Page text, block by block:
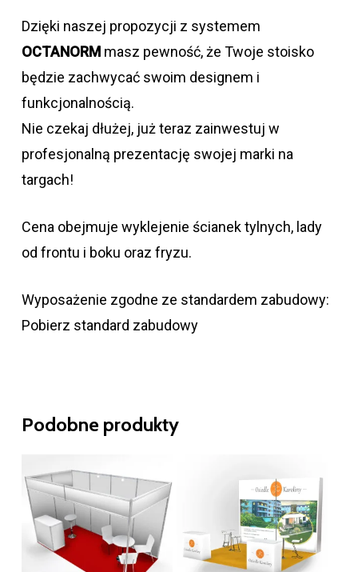
Dzięki naszej propozycji z systemem
OCTANORMmasz pewność, że Twoje stoisko
będzie zachwycać swoim designem i
funkcjonalnością.
Nie czekaj dłużej, już teraz zainwestuj w
profesjonalną prezentację swojej marki na
targach!
Cena obejmuje wyklejenie ścianek tylnych, lady
od frontu i boku oraz fryzu.
Wyposażenie zgodne ze standardem zabudowy:
Pobierz standard zabudowy
Podobne produkty